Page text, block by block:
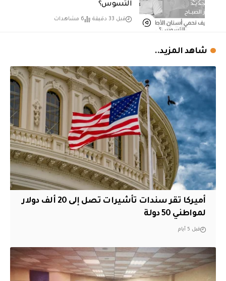
التسوس؟
قبل 33 دقيقة 6 مشاهدات
شاهد المزيد..
أميركا تقر سندات تأشيرات تصل إلى 20 ألف دولار
لمواطني 50 دولة
قبل 5 أيام